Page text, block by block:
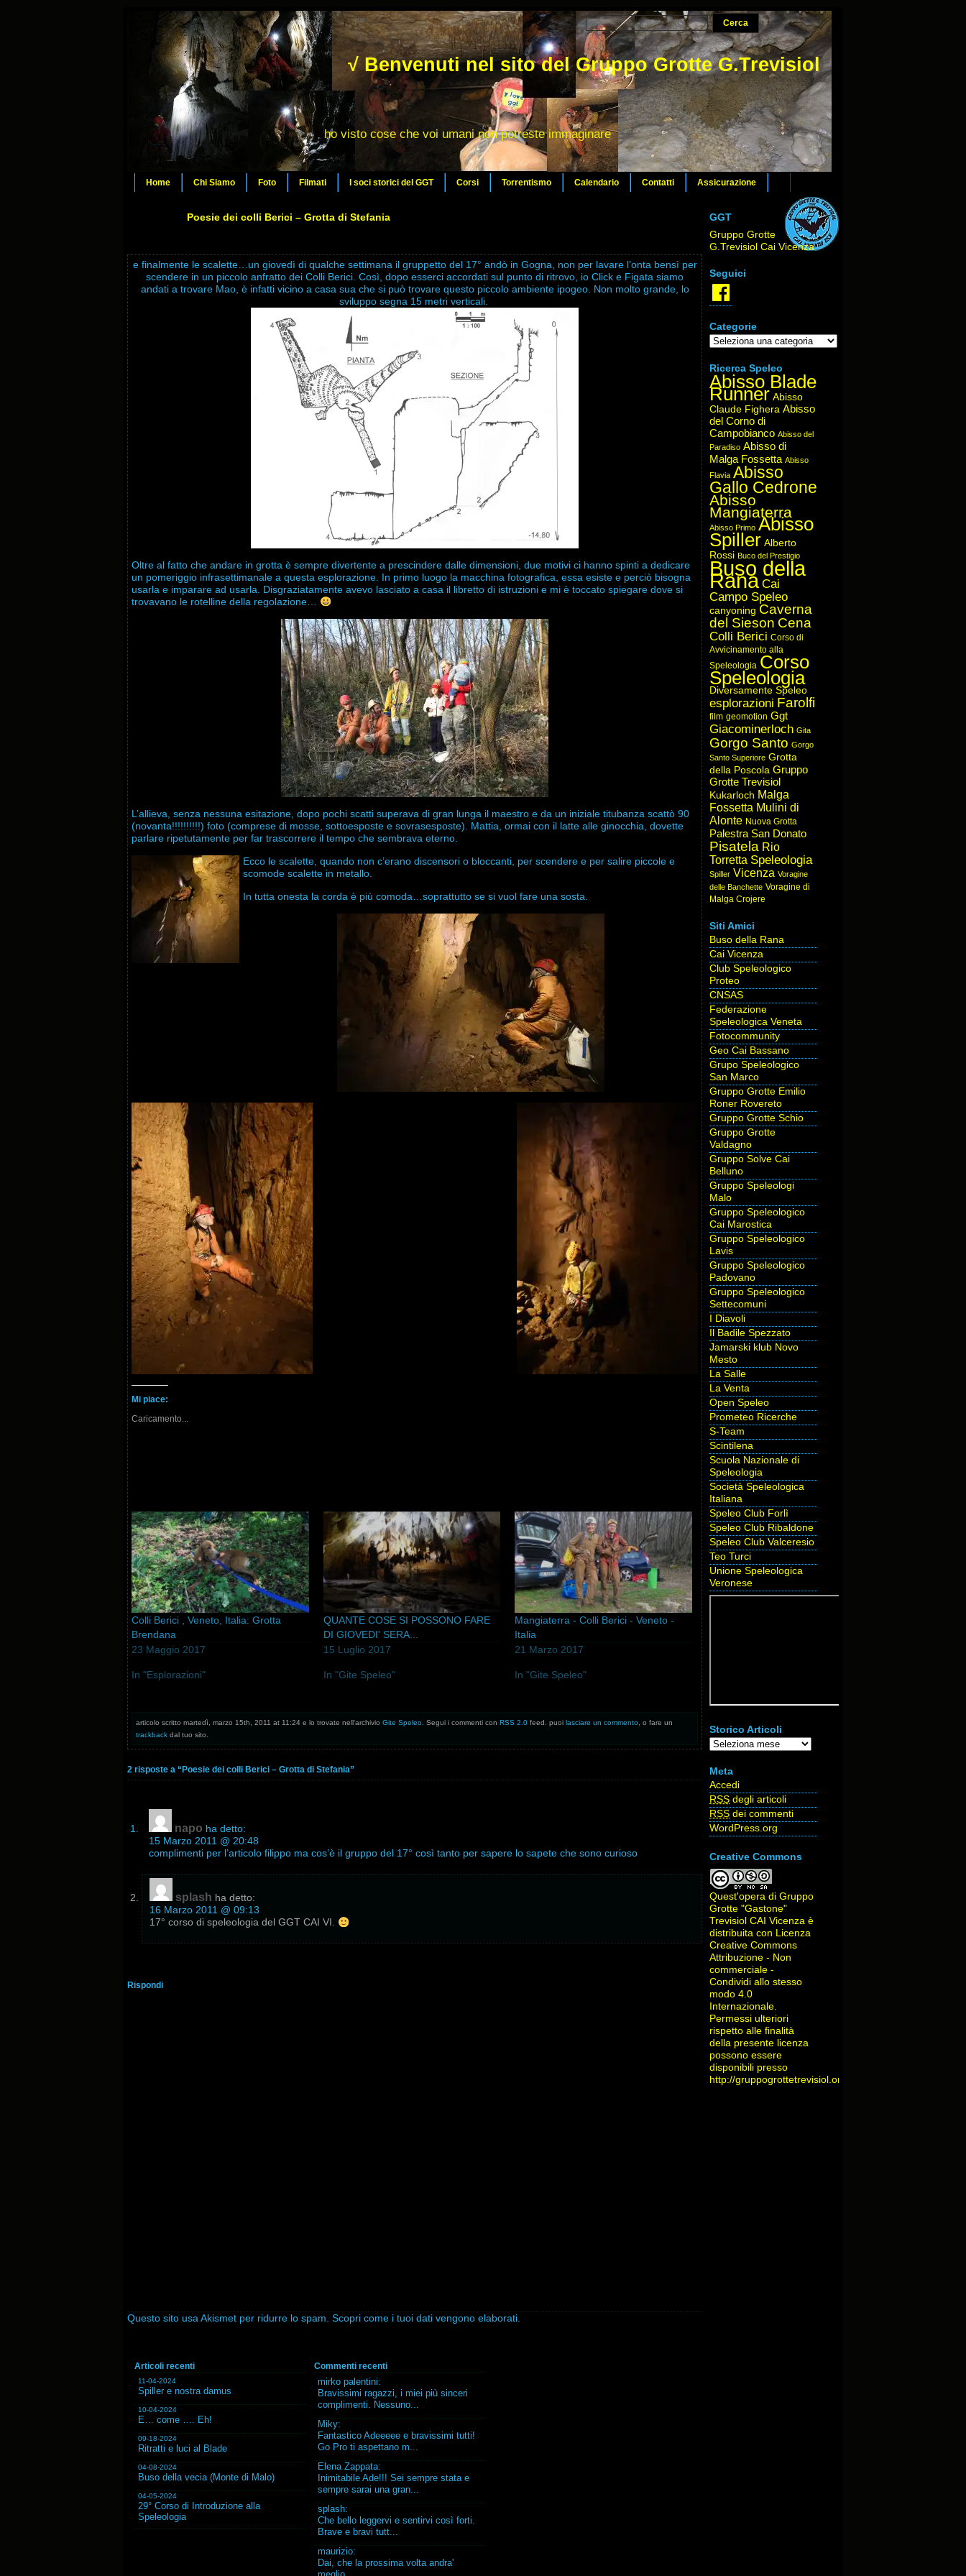
√ Benvenuti nel sito del Gruppo Grotte G.Trevisiol
ho visto cose che voi umani non potreste immaginare
Home Chi Siamo Foto Filmati I soci storici del GGT Corsi Torrentismo Calendario Contatti Assicurazione
Poesie dei colli Berici – Grotta di Stefania
e finalmente le scalette…un giovedì di qualche settimana il gruppetto del 17° andò in Gogna, non per lavare l’onta bensì per
scendere in un piccolo anfratto dei Colli Berici. Così, dopo esserci accordati sul punto di ritrovo, io Click e Figata siamo
andati a trovare Mao, è infatti vicino a casa sua che si può trovare questo piccolo ambiente ipogeo. Non molto grande, lo
sviluppo segna 15 metri verticali.
Oltre al fatto che andare in grotta è sempre divertente a prescindere dalle dimensioni, due motivi ci hanno spinti a dedicare
un pomeriggio infrasettimanale a questa esplorazione. In primo luogo la macchina fotografica, essa esiste e perciò bisogna
usarla e imparare ad usarla. Disgraziatamente avevo lasciato a casa il libretto di istruzioni e mi è toccato spiegare dove si
trovavano le rotelline della regolazione…
L’allieva, senza nessuna esitazione, dopo pochi scatti superava di gran lunga il maestro e da un iniziale titubanza scattò 90
(novanta!!!!!!!!!!) foto (comprese di mosse, sottoesposte e sovrasesposte). Mattia, ormai con il latte alle ginocchia, dovette
parlare ripetutamente per far trascorrere il tempo che sembrava eterno.
Ecco le scalette, quando non c’erano discensori o bloccanti, per scendere e per salire piccole e
scomode scalette in metallo.
In tutta onesta la corda è più comoda…soprattutto se si vuol fare una sosta.
Mi piace:
Caricamento...
Colli Berici , Veneto, Italia: Grotta
Brendana
23 Maggio 2017
In "Esplorazioni"
QUANTE COSE SI POSSONO FARE
DI GIOVEDI' SERA...
15 Luglio 2017
In "Gite Speleo"
Mangiaterra - Colli Berici - Veneto -
Italia
21 Marzo 2017
In "Gite Speleo"
articolo scritto martedì, marzo 15th, 2011 at 11:24 e lo trovate nell'archivio Gite Speleo. Segui i commenti con RSS 2.0 feed. puoi lasciare un commento, o fare un
trackback dal tuo sito.
2 risposte a “Poesie dei colli Berici – Grotta di Stefania”
napo ha detto:
15 Marzo 2011 @ 20:48
complimenti per l’articolo filippo ma cos’è il gruppo del 17° così tanto per sapere lo sapete che sono curioso
splash ha detto:
16 Marzo 2011 @ 09:13
17° corso di speleologia del GGT CAI VI.
Rispondi
Questo sito usa Akismet per ridurre lo spam. Scopri come i tuoi dati vengono elaborati.
GGT
Gruppo Grotte
G.Trevisiol Cai Vicenza
Seguici
Facebook
Categorie
Categorie
Ricerca Speleo
Abisso Blade
Runner Abisso
Claude Fighera Abisso
del Corno di
Campobianco Abisso del
Paradiso Abisso di
Malga Fossetta Abisso
Flavia Abisso
Gallo Cedrone
Abisso
Mangiaterra
Abisso Primo Abisso
Spiller Alberto
Rossi Buco del Prestigio
Buso della
Rana Cai
Campo Speleo
canyoning Caverna
del Sieson Cena
Colli Berici Corso di
Avvicinamento alla
Speleologia Corso
Speleologia
Diversamente Speleo
esplorazioni Farolfi
film geomotion Ggt
Giacominerloch Gita
Gorgo Santo Gorgo
Santo Superiore Grotta
della Poscola Gruppo
Grotte Trevisiol
Kukarloch Malga
Fossetta Mulini di
Alonte Nuova Grotta
Palestra San Donato
Pisatela Rio
Torretta Speleologia
Spiller Vicenza Voragine
delle Banchette Voragine di
Malga Crojere
Siti Amici
Buso della Rana
Cai Vicenza
Club Speleologico
Proteo
CNSAS
Federazione
Speleologica Veneta
Fotocommunity
Geo Cai Bassano
Grupo Speleologico
San Marco
Gruppo Grotte Emilio
Roner Rovereto
Gruppo Grotte Schio
Gruppo Grotte
Valdagno
Gruppo Solve Cai
Belluno
Gruppo Speleologi
Malo
Gruppo Speleologico
Cai Marostica
Gruppo Speleologico
Lavis
Gruppo Speleologico
Padovano
Gruppo Speleologico
Settecomuni
I Diavoli
Il Badile Spezzato
Jamarski klub Novo
Mesto
La Salle
La Venta
Open Speleo
Prometeo Ricerche
S-Team
Scintilena
Scuola Nazionale di
Speleologia
Società Speleologica
Italiana
Speleo Club Forlì
Speleo Club Ribaldone
Speleo Club Valceresio
Teo Turci
Unione Speleologica
Veronese
Storico Articoli
Storico
Meta
Accedi
RSS degli articoli
RSS dei commenti
WordPress.org
Creative Commons
Quest'opera di Gruppo
Grotte "Gastone"
Trevisiol CAI Vicenza è
distribuita con Licenza
Creative Commons
Attribuzione - Non
commerciale -
Condividi allo stesso
modo 4.0
Internazionale.
Permessi ulteriori
rispetto alle finalità
della presente licenza
possono essere
disponibili presso
http://gruppogrottetrevisiol.org/contatti/
Articoli recenti
11-04-2024
Spiller e nostra damus
10-04-2024
E… come …. Eh!
09-18-2024
Ritratti e luci al Blade
04-08-2024
Buso della vecia (Monte di Malo)
04-05-2024
29° Corso di Introduzione alla
Speleologia
Commenti recenti
mirko palentini:
Bravissimi ragazzi, i miei più sinceri
complimenti. Nessuno...
Miky:
Fantastico Adeeeee e bravissimi tutti!
Go Pro ti aspettano m...
Elena Zappata:
Inimitabile Ade!!! Sei sempre stata e
sempre sarai una gran...
splash:
Che bello leggervi e sentirvi così forti.
Brave e bravi tutt...
maurizio:
Dai, che la prossima volta andra'